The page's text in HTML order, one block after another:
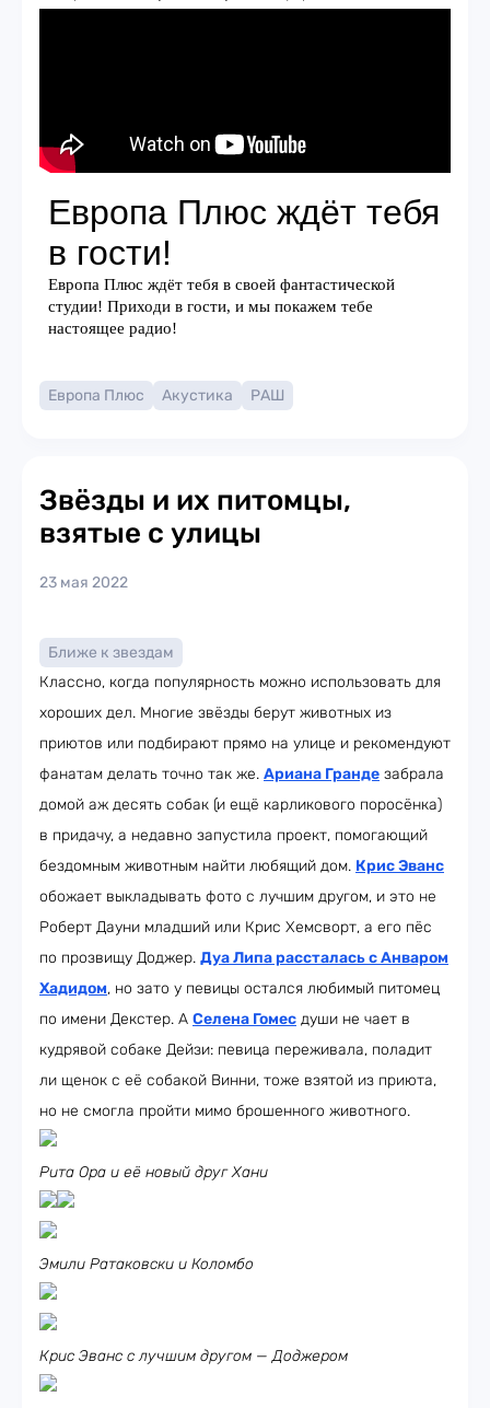
Европа Плюс Акустика РАШ
Звёзды и их питомцы,
взятые с улицы
23 мая 2022
Ближе к звездам
Классно, когда популярность можно использовать для
хороших дел. Многие звёзды берут животных из
приютов или подбирают прямо на улице и рекомендуют
фанатам делать точно так же. Ариана Гранде забрала
домой аж десять собак (и ещё карликового поросёнка)
в придачу, а недавно запустила проект, помогающий
бездомным животным найти любящий дом. Крис Эванс
обожает выкладывать фото с лучшим другом, и это не
Роберт Дауни младший или Крис Хемсворт, а его пёс
по прозвищу Доджер. Дуа Липа рассталась с Анваром
Хадидом, но зато у певицы остался любимый питомец
по имени Декстер. А Селена Гомес души не чает в
кудрявой собаке Дейзи: певица переживала, поладит
ли щенок с её собакой Винни, тоже взятой из приюта,
но не смогла пройти мимо брошенного животного.
Рита Ора и её новый друг Хани
Эмили Ратаковски и Коломбо
Крис Эванс с лучшим другом — Доджером